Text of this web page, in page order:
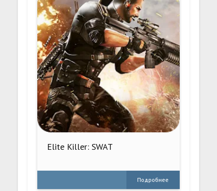
Elite Killer: SWAT
Подробнее